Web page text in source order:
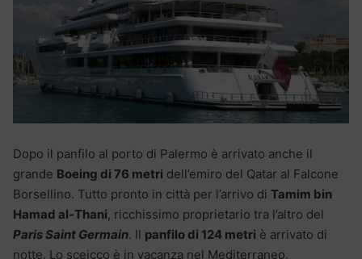
Dopo il panfilo al porto di Palermo è arrivato anche il
grande Boeing di 76 metri dell’emiro del Qatar al Falcone
Borsellino. Tutto pronto in città per l’arrivo di Tamim bin
Hamad al-Thani, ricchissimo proprietario tra l’altro del
Paris Saint Germain. Il panfilo di 124 metri è arrivato di
notte. Lo sceicco è in vacanza nel Mediterraneo.